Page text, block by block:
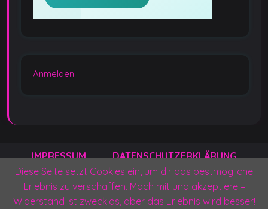
Anmelden
IMPRESSUM DATENSCHUTZERKLÄRUNG
KONTAKT PRESSEANFRAGEN
Diese Seite setzt Cookies ein, um dir das bestmögliche
Erlebnis zu verschaffen. Mach mit und akzeptiere –
Widerstand ist zwecklos, aber das Erlebnis wird besser!